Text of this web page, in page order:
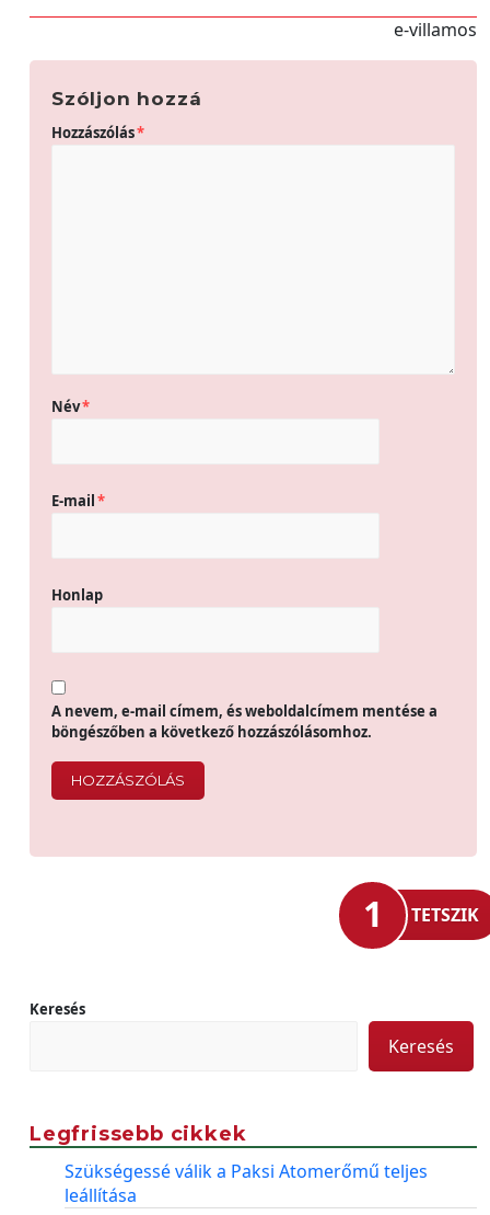
e-villamos
Szóljon hozzá
Hozzászólás*
Név*
E-mail*
Honlap
A nevem, e-mail címem, és weboldalcímem mentése a
böngészőben a következő hozzászólásomhoz.
1 TETSZIK
Keresés
Keresés
Legfrissebb cikkek
Szükségessé válik a Paksi Atomerőmű teljes
leállítása